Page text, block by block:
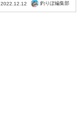
2022.12.12 釣りぽ編集部